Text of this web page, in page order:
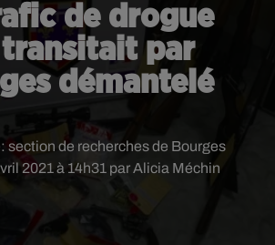
de drogue
par
démantelé
2021 à 14h31 par Alicia Méchin
section de recherches de Bourges